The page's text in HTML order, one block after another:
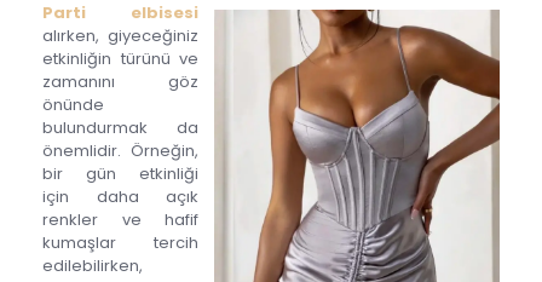
Parti elbisesi
alırken, giyeceğiniz
etkinliğin türünü ve
zamanını göz
önünde
bulundurmak da
önemlidir. Örneğin,
bir gün etkinliği
için daha açık
renkler ve hafif
kumaşlar tercih
edilebilirken,